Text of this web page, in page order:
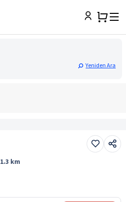
Yeniden Ara
1.3 km